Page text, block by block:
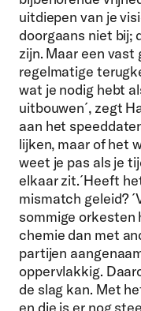
uitdiepen van je
doorgaans niet bij;
zijn. Maar een
regelmatige
wat je nodig hebt
uitbouwen´, zegt
aan het
lijken, maar of het
weet je pas als je
elkaar zit.´Heeft
mismatch geleid?
sommige orkesten
chemie dan met
partijen
oppervlakkig.
de slag kan. Met